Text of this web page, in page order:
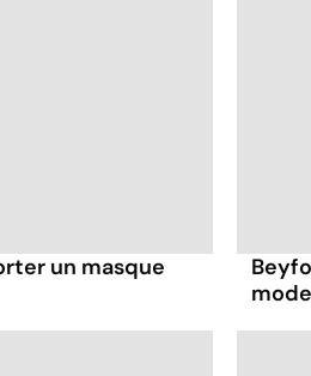
un masque